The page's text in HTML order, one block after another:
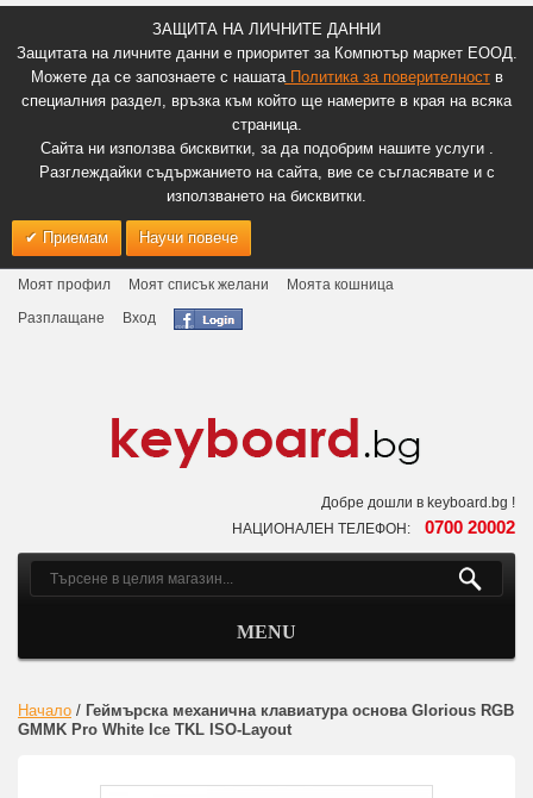
ЗАЩИТА НА ЛИЧНИТЕ ДАННИ
Защитата на личните данни е приоритет за Компютър маркет ЕООД.
Можете да се запознаете с нашатаПолитика за поверителноств
специалния раздел, връзка към който ще намерите в края на всяка
страница.
Сайта ни използва бисквитки, за да подобрим нашите услуги .
Разглеждайки съдържанието на сайта, вие се съгласявате и с
използването на бисквитки.
Приемам Научи повече
Моят профил Моят списък желани
Моята кошница
Разплащане
Вход
Добре дошли в keyboard.bg !
НАЦИОНАЛЕН ТЕЛЕФОН: 0700 20002
MENU
Начало / Геймърска механична клавиатура основа Glorious RGB
GMMK Pro White Ice TKL ISO-Layout